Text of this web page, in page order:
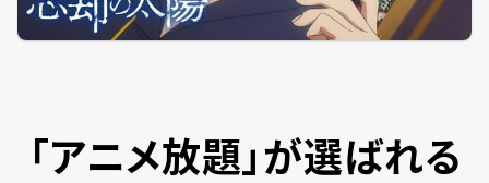
「アニメ放題」が選ばれる